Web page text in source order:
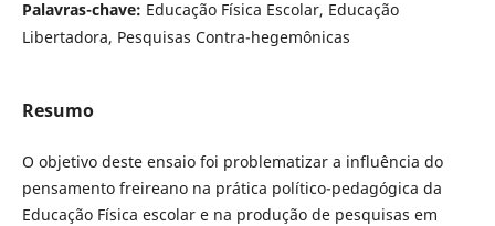
Palavras-chave: Educação Física Escolar, Educação
Libertadora, Pesquisas Contra-hegemônicas
Resumo
O objetivo deste ensaio foi problematizar a influência do
pensamento freireano na prática político-pedagógica da
Educação Física escolar e na produção de pesquisas em